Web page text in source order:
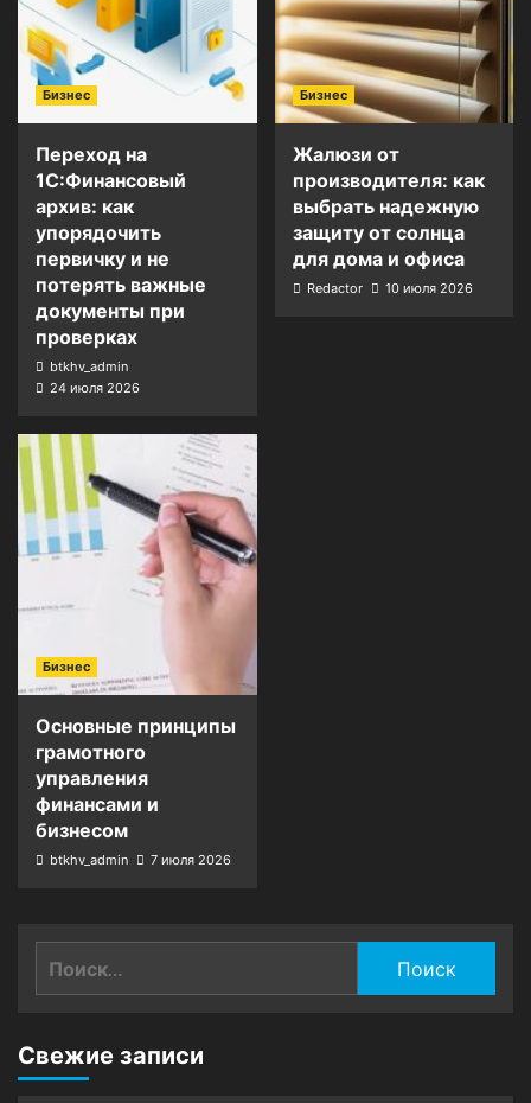
Бизнес
Переход на
1С:Финансовый
архив: как
упорядочить
первичку и не
потерять важные
документы при
проверках
btkhv_admin
24 июля 2026
Бизнес
Жалюзи от
производителя: как
выбрать надежную
защиту от солнца
для дома и офиса
Redactor 10 июля 2026
Бизнес
Основные принципы
грамотного
управления
финансами и
бизнесом
btkhv_admin 7 июля 2026
Свежие записи